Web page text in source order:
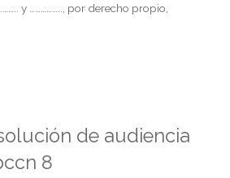
y …………….., por derecho propio,
de audiencia
8